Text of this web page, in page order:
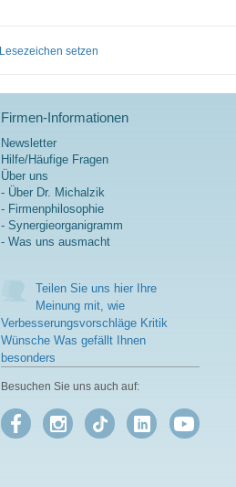
Lesezeichen setzen
Firmen-Informationen
Newsletter
Hilfe/Häufige Fragen
Über uns
- Über Dr. Michalzik
- Firmenphilosophie
- Synergieorganigramm
- Was uns ausmacht
Teilen Sie uns hier Ihre
Meinung mit, wie
Verbesserungsvorschläge Kritik
Wünsche Was gefällt Ihnen
besonders
Besuchen Sie uns auch auf: